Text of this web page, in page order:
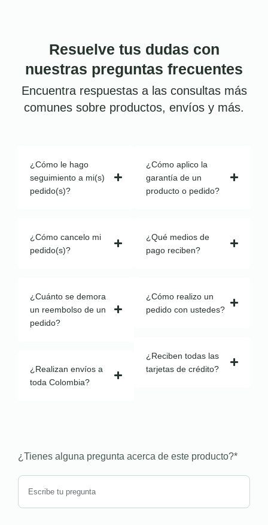
Resuelve tus dudas con
nuestras preguntas frecuentes
Encuentra respuestas a las consultas más
comunes sobre productos, envíos y más.
¿Cómo le hago
seguimiento a mi(s)
pedido(s)?
¿Cómo cancelo mi
pedido(s)?
¿Cuánto se demora
un reembolso de un
pedido?
¿Realizan envíos a
toda Colombia?
¿Cómo aplico la
garantía de un
producto o pedido?
¿Qué medios de
pago reciben?
¿Cómo realizo un
pedido con ustedes?
¿Reciben todas las
tarjetas de crédito?
¿Tienes alguna pregunta acerca de este producto?*